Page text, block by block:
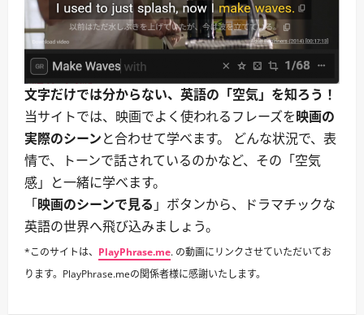
文字だけでは分からない、英語の「空気」を知ろう！
当サイトでは、映画でよく使われるフレーズを映画の
実際のシーンと合わせて学べます。 どんな状況で、表
情で、トーンで話されているのかなど、その「空気
感」と一緒に学べます。
「映画のシーンで見る 」ボタンから、ドラマチックな
英語の世界へ飛び込みましょう。
*このサイトは、 PlayPhrase.me. の動画にリンクさせていただいてお
ります。PlayPhrase.meの関係者様に感謝いたします。